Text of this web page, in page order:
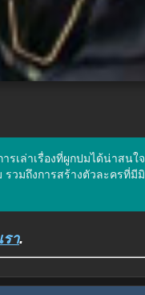
เล่าเรื่องที่ผูกปมได้น่าสนใ
วมถึงการสร้างตัวละครที่มี
รา.